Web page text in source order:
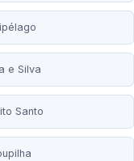
e Silva
Santo